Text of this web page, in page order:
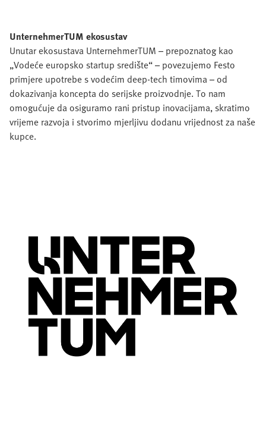
UnternehmerTUM ekosustav
Unutar ekosustava UnternehmerTUM – prepoznatog kao
„Vodeće europsko startup središte“ – povezujemo Festo
primjere upotrebe s vodećim deep-tech timovima – od
dokazivanja koncepta do serijske proizvodnje. To nam
omogućuje da osiguramo rani pristup inovacijama, skratimo
vrijeme razvoja i stvorimo mjerljivu dodanu vrijednost za naše
kupce.